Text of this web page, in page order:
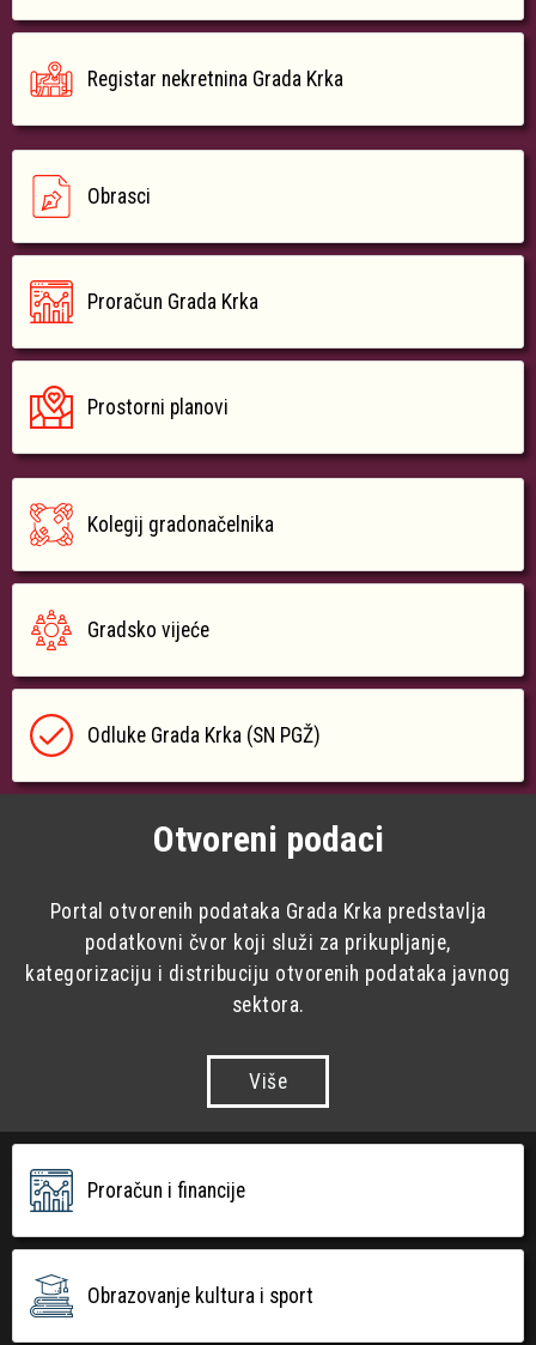
Registar nekretnina Grada Krka
Obrasci
Proračun Grada Krka
Prostorni planovi
Kolegij gradonačelnika
Gradsko vijeće
Odluke Grada Krka (SN PGŽ)
Otvoreni podaci
Portal otvorenih podataka Grada Krka predstavlja
podatkovni čvor koji služi za prikupljanje,
kategorizaciju i distribuciju otvorenih podataka javnog
sektora.
Više
Proračun i financije
Obrazovanje kultura i sport